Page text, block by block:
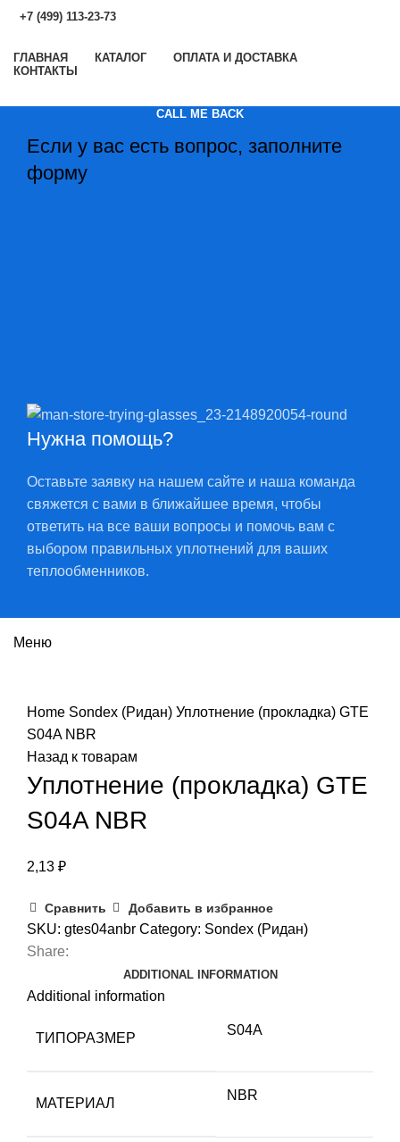
+7 (499) 113-23-73
ГЛАВНАЯ КАТАЛОГ
ОПЛАТА И ДОСТАВКА
КОНТАКТЫ
CALL ME BACK
Если у вас есть вопрос, заполните
форму
Нужна помощь?
Оставьте заявку на нашем сайте и наша команда
свяжется с вами в ближайшее время, чтобы
ответить на все ваши вопросы и помочь вам с
выбором правильных уплотнений для ваших
теплообменников.
Меню
Home Sondex (Ридан) Уплотнение (прокладка) GTE
S04A NBR
Назад к товарам
Уплотнение (прокладка) GTE
S04A NBR
2,13 ₽
Сравнить Добавить в избранное
SKU: gtes04anbr Category: Sondex (Ридан)
Share:
ADDITIONAL INFORMATION
Additional information
ТИПОРАЗМЕР
S04A
МАТЕРИАЛ
NBR